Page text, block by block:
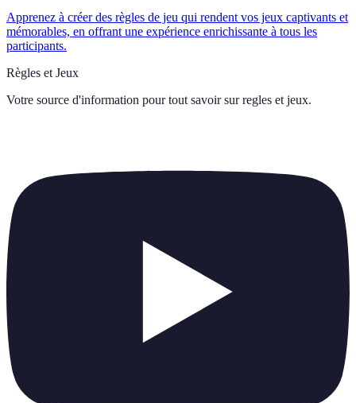
Apprenez à créer des règles de jeu qui rendent vos jeux captivants et
mémorables, en offrant une expérience enrichissante à tous les
participants.
Règles et Jeux
Votre source d'information pour tout savoir sur regles et jeux.